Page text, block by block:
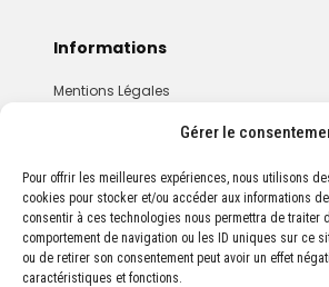
Gérer le
Pour offrir les meilleures expériences, nous utilisons
cookies pour stocker et/ou accéder aux informations
consentir à ces technologies nous permettra de traiter
comportement de navigation ou les ID uniques sur ce
ou de retirer son consentement peut avoir un effet
caractéristiques et fonctions.
Informations
Mentions Légales
© 2024 PROPHARMA — Tous droits réservés.